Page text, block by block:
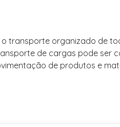
transporte organizado de
de cargas pode ser
de produtos e